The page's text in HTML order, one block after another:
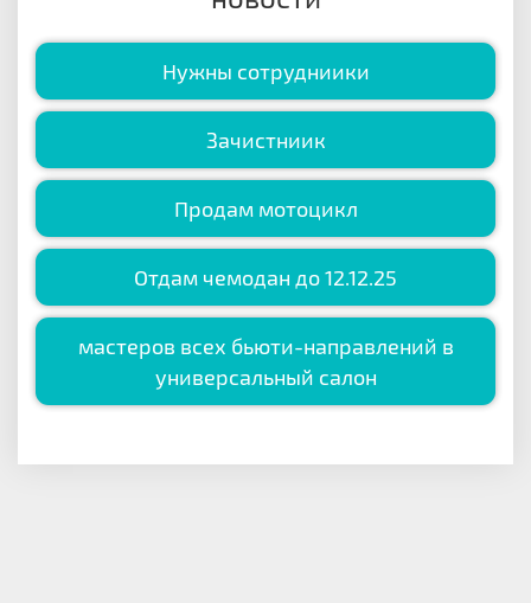
Нужны сотрудниики
Зачистниик
Продам мотоцикл
Отдам чемодан до 12.12.25
мастеров всех бьюти-направлений в
универсальный салон